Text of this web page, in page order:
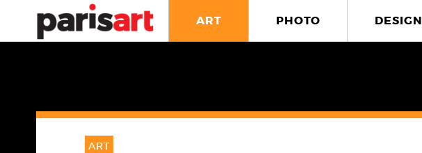
ART PHOTO DESIGN
ART